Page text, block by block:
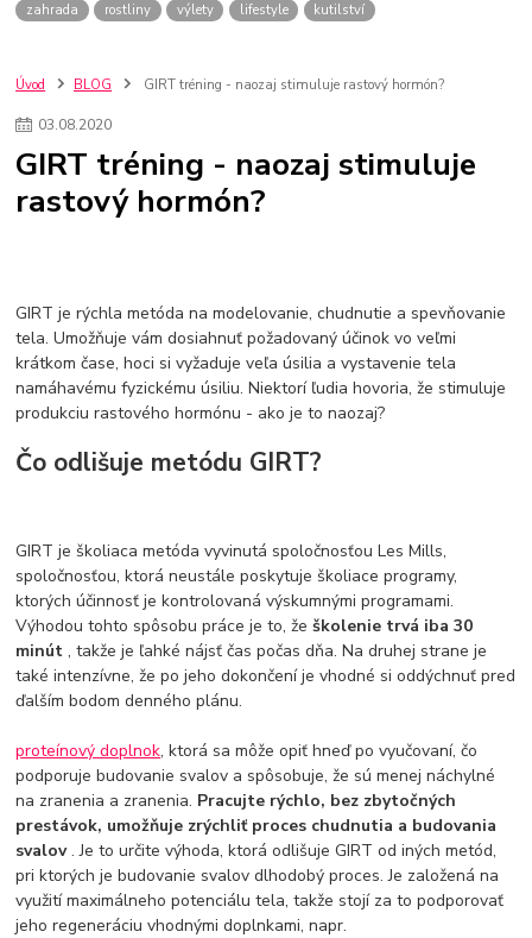
zahrada rostliny výlety lifestyle kutilství
Úvod BLOG GIRT tréning - naozaj stimuluje rastový hormón?
03.08.2020
GIRT tréning - naozaj stimuluje
rastový hormón?
GIRT je rýchla metóda na modelovanie, chudnutie a spevňovanie
tela. Umožňuje vám dosiahnuť požadovaný účinok vo veľmi
krátkom čase, hoci si vyžaduje veľa úsilia a vystavenie tela
namáhavému fyzickému úsiliu. Niektorí ľudia hovoria, že stimuluje
produkciu rastového hormónu - ako je to naozaj?
Čo odlišuje metódu GIRT?
GIRT je školiaca metóda vyvinutá spoločnosťou Les Mills,
spoločnosťou, ktorá neustále poskytuje školiace programy,
ktorých účinnosť je kontrolovaná výskumnými programami.
Výhodou tohto spôsobu práce je to, žeškolenie trvá iba 30
minút, takže je ľahké nájsť čas počas dňa. Na druhej strane je
také intenzívne, že po jeho dokončení je vhodné si oddýchnuť pred
ďalším bodom denného plánu.
proteínový doplnok, ktorá sa môže opiť hneď po vyučovaní, čo
podporuje budovanie svalov a spôsobuje, že sú menej náchylné
na zranenia a zranenia. Pracujte rýchlo, bez zbytočných
prestávok, umožňuje zrýchliť proces chudnutia a budovania
svalov. Je to určite výhoda, ktorá odlišuje GIRT od iných metód,
pri ktorých je budovanie svalov dlhodobý proces. Je založená na
využití maximálneho potenciálu tela, takže stojí za to podporovať
jeho regeneráciu vhodnými doplnkami, napr.